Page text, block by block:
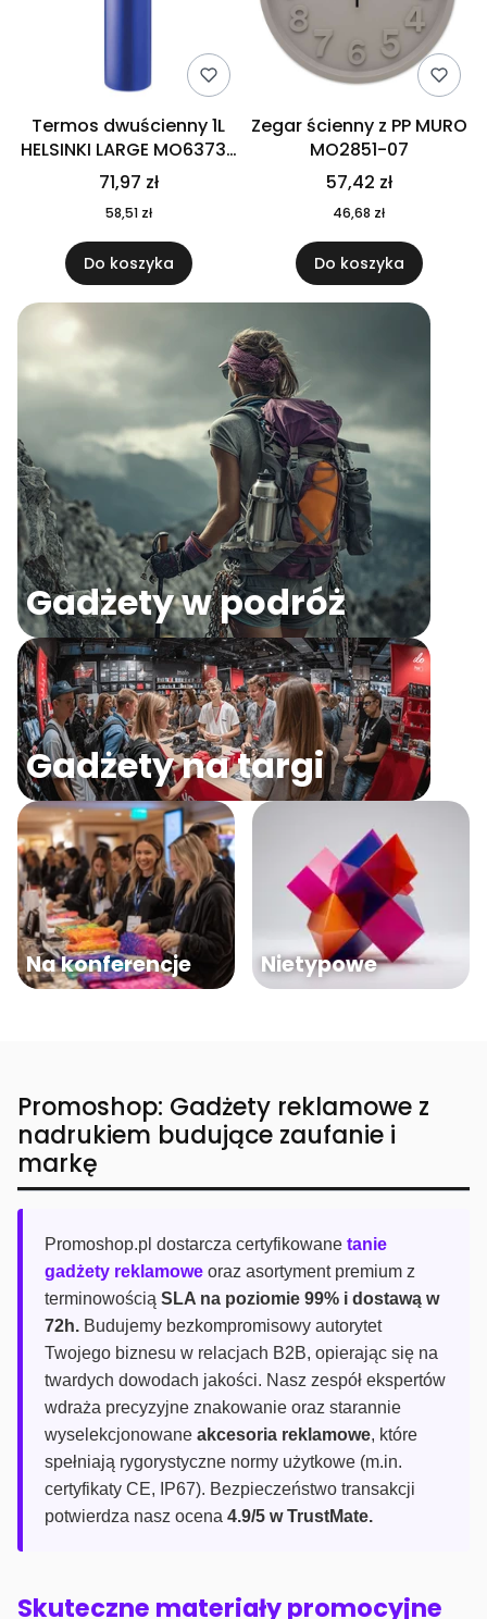
Termos dwuścienny 1L
HELSINKI LARGE MO6373-
04
71,97 zł
58,51 zł
Do koszyka
Zegar ścienny z PP MURO
MO2851-07
57,42 zł
46,68 zł
Do koszyka
Gadżety w podróż
Gadżety na targi
Na konferencje Nietypowe
Promoshop: Gadżety reklamowe z
nadrukiem budujące zaufanie i
markę
Promoshop.pl dostarcza certyfikowane tanie
gadżety reklamowe oraz asortyment premium z
terminowością SLA na poziomie 99% i dostawą w
72h. Budujemy bezkompromisowy autorytet
Twojego biznesu w relacjach B2B, opierając się na
twardych dowodach jakości. Nasz zespół ekspertów
wdraża precyzyjne znakowanie oraz starannie
wyselekcjonowane akcesoria reklamowe, które
spełniają rygorystyczne normy użytkowe (m.in.
certyfikaty CE, IP67). Bezpieczeństwo transakcji
potwierdza nasz ocena 4.9/5 w TrustMate.
Skuteczne materiały promocyjne